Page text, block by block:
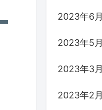
2023年6月
2023年5月
2023年3月
2023年2月